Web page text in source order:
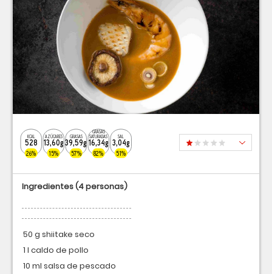
KCAL
528
26%
AZÚCARES
13,60g
15%
GRASAS
39,59g
57%
GRASAS
SATURADAS
16,34g
82%
SAL
3,04g
51%
Ingredientes(4 personas)
50 g shiitake seco
1 l caldo de pollo
10 ml salsa de pescado